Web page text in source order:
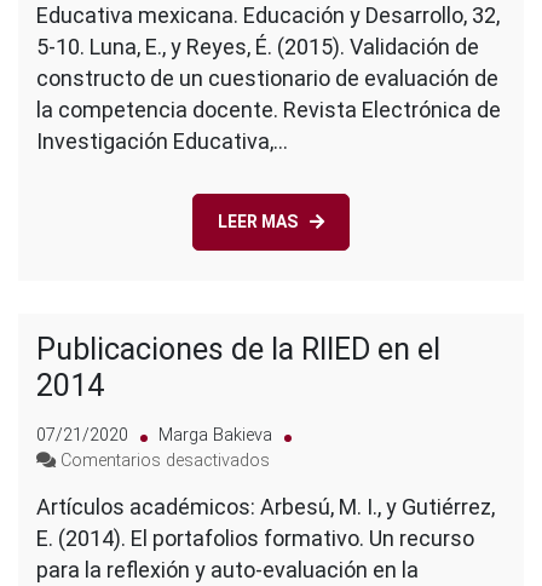
el
2015
Educativa mexicana. Educación y Desarrollo, 32,
5-10. Luna, E., y Reyes, É. (2015). Validación de
constructo de un cuestionario de evaluación de
la competencia docente. Revista Electrónica de
Investigación Educativa,…
LEER MAS
Publicaciones de la RIIED en el
2014
07/21/2020
Marga Bakieva
Comentarios desactivados
de
la
RIIED
Artículos académicos: Arbesú, M. I., y Gutiérrez,
E. (2014). El portafolios formativo. Un recurso
para la reflexión y auto-evaluación en la